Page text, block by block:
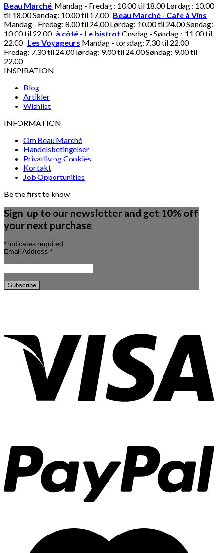
Beau Marché Mandag - Fredag : 10.00 til 18.00 Lørdag : 10.00
til 18.00 Søndag: 10.00 til 17.00 Beau Marché - Café à Vins
Mandag - Fredag: 8.00 til 24.00 Lørdag: 10.00 til 24.00 Søndag:
10.00 til 22.00 à côté - Le bistrot Onsdag - Søndag : 11.00 til
22.00 Les Voyageurs Mandag - torsdag: 7.30 til 22.00
Fredag: 7.30 til 24.00 lørdag: 9.00 til 24.00 Søndag: 9.00 til
22.00
INSPIRATION
Blog
Artikler
Wishlist
INFORMATION
Om Beau Marché
Handelsbetingelser
Privatliv og Cookies
Kontakt
Job Opportunities
Be the first to know
Sign-up to our newsletter and get 10% off
your next purchase
* indicates required
Email Address *